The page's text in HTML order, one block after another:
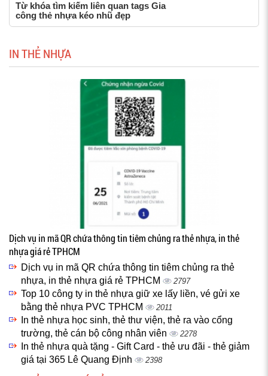
Từ khóa tìm kiếm liên quan tags Gia
công thẻ nhựa kéo nhũ đẹp
IN THẺ NHỰA
Dịch vụ in mã QR chứa thông tin tiêm chủng ra thẻ nhựa, in thẻ
nhựa giá rẻ TPHCM
Dịch vụ in mã QR chứa thông tin tiêm chủng ra thẻ
nhựa, in thẻ nhựa giá rẻ TPHCM
2797
Top 10 công ty in thẻ nhựa giữ xe lấy liền, vé gửi xe
bằng thẻ nhựa PVC TPHCM
2011
In thẻ nhựa học sinh, thẻ thư viện, thẻ ra vào cổng
trường, thẻ cán bộ công nhân viên
2278
In thẻ nhựa quà tặng - Gift Card - thẻ ưu đãi - thẻ giảm
giá tại 365 Lê Quang Định
2398